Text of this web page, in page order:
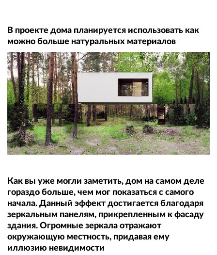
В проекте дома планируется использовать как
можно больше натуральных материалов
Как вы уже могли заметить, дом на самом деле
гораздо больше, чем мог показаться с самого
начала. Данный эффект достигается благодаря
зеркальным панелям, прикрепленным к фасаду
здания. Огромные зеркала отражают
окружающую местность, придавая ему
иллюзию невидимости